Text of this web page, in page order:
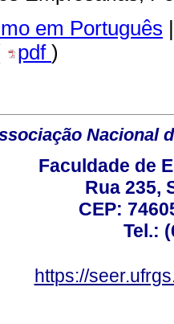
em Português |
pdf )
Nacional
Faculdade de
Rua 235,
CEP:
Tel.:
https://